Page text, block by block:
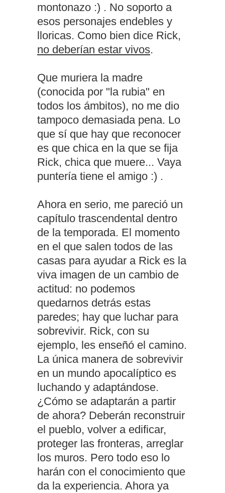
montonazo :) . No soporto a
esos personajes endebles y
lloricas. Como bien dice Rick,
no deberían estar vivos.
Que muriera la madre
(conocida por "la rubia" en
todos los ámbitos), no me dio
tampoco demasiada pena. Lo
que sí que hay que reconocer
es que chica en la que se fija
Rick, chica que muere... Vaya
puntería tiene el amigo :) .
Ahora en serio, me pareció un
capítulo trascendental dentro
de la temporada. El momento
en el que salen todos de las
casas para ayudar a Rick es la
viva imagen de un cambio de
actitud: no podemos
quedarnos detrás estas
paredes; hay que luchar para
sobrevivir. Rick, con su
ejemplo, les enseñó el camino.
La única manera de sobrevivir
en un mundo apocalíptico es
luchando y adaptándose.
¿Cómo se adaptarán a partir
de ahora? Deberán reconstruir
el pueblo, volver a edificar,
proteger las fronteras, arreglar
los muros. Pero todo eso lo
harán con el conocimiento que
da la experiencia. Ahora ya